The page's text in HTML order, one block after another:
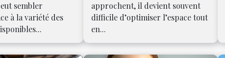
sembler
à la variété des
approchent, il devient souvent
difficile d’optimiser l’espace tout
en...